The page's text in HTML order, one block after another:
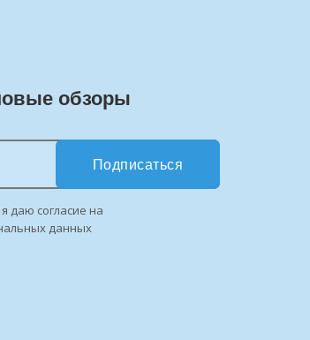
обзоры
Подписаться
даю согласие на
данных